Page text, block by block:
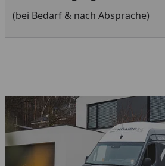
(bei Bedarf & nach Absprache)